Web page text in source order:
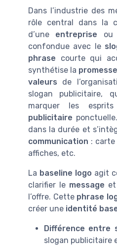
Dans l’industrie des
rôle central dans la
d’une entreprise ou
confondue avec le
phrase courte qui
synthétise la promesse
valeurs de
slogan publicitaire,
marquer les
publicitaire
dans la durée et
communication : carte
affiches, etc.
La baseline logo agit
clarifier le message et
l’offre. Cette phrase
créer une identité
Différence entre
slogan publicitaire